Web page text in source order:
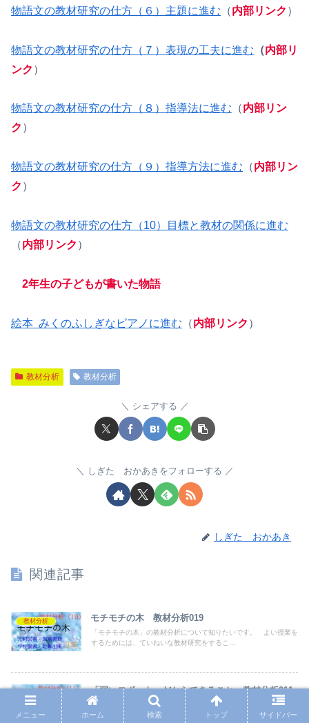
物語文の教材研究の仕方（６）主題に進む （内部リンク ）
物語文の教材研究の仕方（７）表現の工夫に進む （内部リ
ンク ）
物語文の教材研究の仕方（８）指導法に進む （内部リン
ク ）
物語文の教材研究の仕方（９）指導方法に進む （内部リン
ク ）
物語文の教材研究の仕方（10）目標と教材の関係に進む
（内部リンク ）
2年生の子どもが書いた物語
絵本 みくのふしぎなピアノに進む （内部リンク ）
教材分析 教材分析
シェアする
しぎた おかあきをフォローする
しぎた おかあき
関連記事
教材分析 モチモチの木 教材分析019
「モチモチの木」の教材分析について知りたいです。 よい授業を
するためには、ていねいな教材研究をするこ...
「弱いロボット」だからできること 教材分析011
つばさ「弱いロボット」だからできることの教材分析について知り
たいです。 よい授業をするためには、てい...
メニュー ホーム 検索 トップ サイドバー